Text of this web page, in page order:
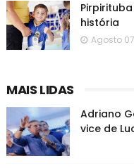
história
Agosto
MAIS LIDAS
Adriano
vice de